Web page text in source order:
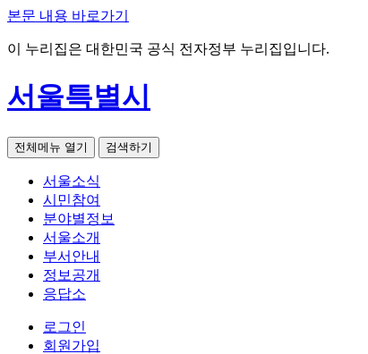
본문 내용 바로가기
이 누리집은 대한민국 공식 전자정부 누리집입니다.
서울특별시
전체메뉴 열기 검색하기
서울소식
시민참여
분야별정보
서울소개
부서안내
정보공개
응답소
로그인
회원가입